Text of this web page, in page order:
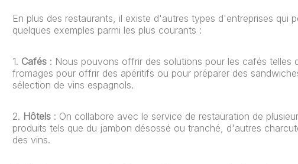
En plus des restaurants, il existe d'autres types d'entreprises qui
quelques exemples parmi les plus courants :
1. Cafés : Nous pouvons offrir des solutions pour les cafés telles
fromages pour offrir des apéritifs ou pour préparer des
sélection de vins espagnols.
2. Hôtels : On collabore avec le service de restauration de
produits tels que du jambon désossé ou tranché, d'autres
des vins.